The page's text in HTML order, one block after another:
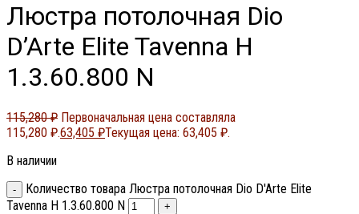
Люстра потолочная Dio
D’Arte Elite Tavenna H
1.3.60.800 N
115,280₽ Первоначальная цена составляла
115,280 ₽.63,405 ₽Текущая цена: 63,405 ₽.
В наличии
Количество товара Люстра потолочная Dio D'Arte Elite
Tavenna H 1.3.60.800 N